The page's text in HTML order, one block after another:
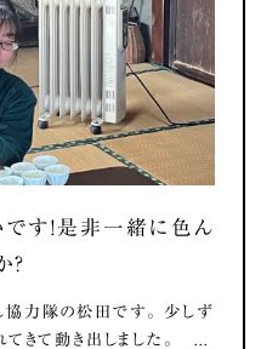
す！是非一緒に色ん
？
力隊の松田です。 少しず
きて動き出しました。 ...